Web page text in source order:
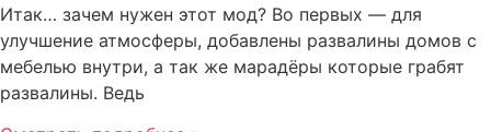
Итак… зачем нужен этот мод? Во первых — для
улучшение атмосферы, добавлены развалины домов с
мебелью внутри, а так же марадёры которые грабят
развалины. Ведь